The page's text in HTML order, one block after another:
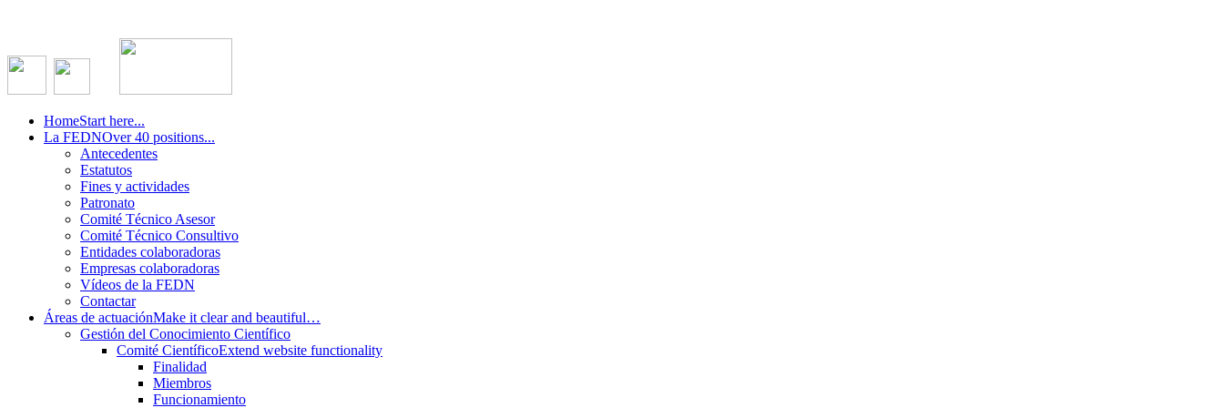
HomeStart here...
La FEDNOver 40 positions...
Antecedentes
Estatutos
Fines y actividades
Patronato
Comité Técnico Asesor
Comité Técnico Consultivo
Entidades colaboradoras
Empresas colaboradoras
Vídeos de la FEDN
Contactar
Áreas de actuaciónMake it clear and beautiful…
Gestión del Conocimiento Científico
Comité CientíficoExtend website functionality
Finalidad
Miembros
Funcionamiento